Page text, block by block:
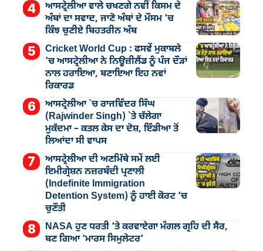
ਆਸਟ੍ਰੇਲੀਆ ਵਾਲੇ ਚਖਣਗੇ ਨਵੀਂ ਕਿਸਮ ਦੇ
ਅੰਬਾਂ ਦਾ ਸਵਾਦ, ਜਾਣੋ ਅੰਬਾਂ ਦੇ ਮੌਸਮ ’ਚ
ਕਿੰਝ ਚੁਣੀਏ ਬਿਹਤਰੀਨ ਅੰਬ
Cricket World Cup : ਫਸਵੇਂ ਮੁਕਾਬਲੇ
’ਚ ਆਸਟ੍ਰੇਲੀਆ ਨੇ ਨਿਊਜ਼ੀਲੈਂਡ ਨੂੰ ਪੰਜ ਦੌੜਾਂ
ਨਾਲ ਹਰਾਇਆ, ਬਣਾਇਆ ਇਹ ਨਵਾਂ
ਰਿਕਾਰਡ
ਆਸਟ੍ਰੇਲੀਆ `ਚ ਰਾਜਵਿੰਦਰ ਸਿੰਘ
(Rajwinder Singh) `ਤੇ ਚੱਲੇਗਾ
ਮੁੁਕੱਦਮਾ – ਕਤਲ ਕੇਸ ਦਾ ਦੋਸ਼, ਇੰਡੀਆ ਤੋਂ
ਲਿਆਂਦਾ ਸੀ ਵਾਪਸ
ਆਸਟ੍ਰੇਲੀਆ ਦੀ ਅਣਮਿੱਥੇ ਸਮੇਂ ਲਈ
ਇਮੀਗ੍ਰੇਸ਼ਨ ਨਜ਼ਰਬੰਦੀ ਪ੍ਰਣਾਲੀ
(Indefinite Immigration
Detention System) ਨੂੰ ਹਾਈ ਕੋਰਟ ’ਚ
ਚੁਣੌਤੀ
NASA ਹੁਣ ਧਰਤੀ ’ਤੇ ਕਰਵਾਏਗਾ ਮੰਗਲ ਗ੍ਰਹਿ ਦੀ ਸੈਰ,
ਬਣ ਗਿਆ ‘ਮਾਰਸ ਸਿਮੁਲੇਟਰ’